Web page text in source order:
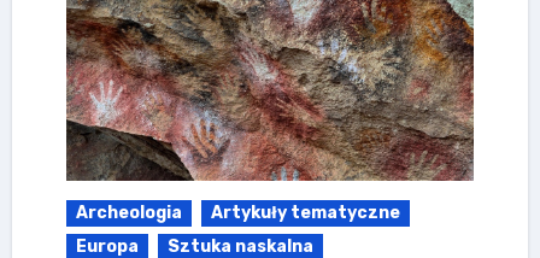
Archeologia
Artykuły tematyczne
Europa
Sztuka naskalna